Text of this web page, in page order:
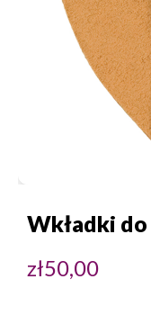
Wkładki
zł50,00